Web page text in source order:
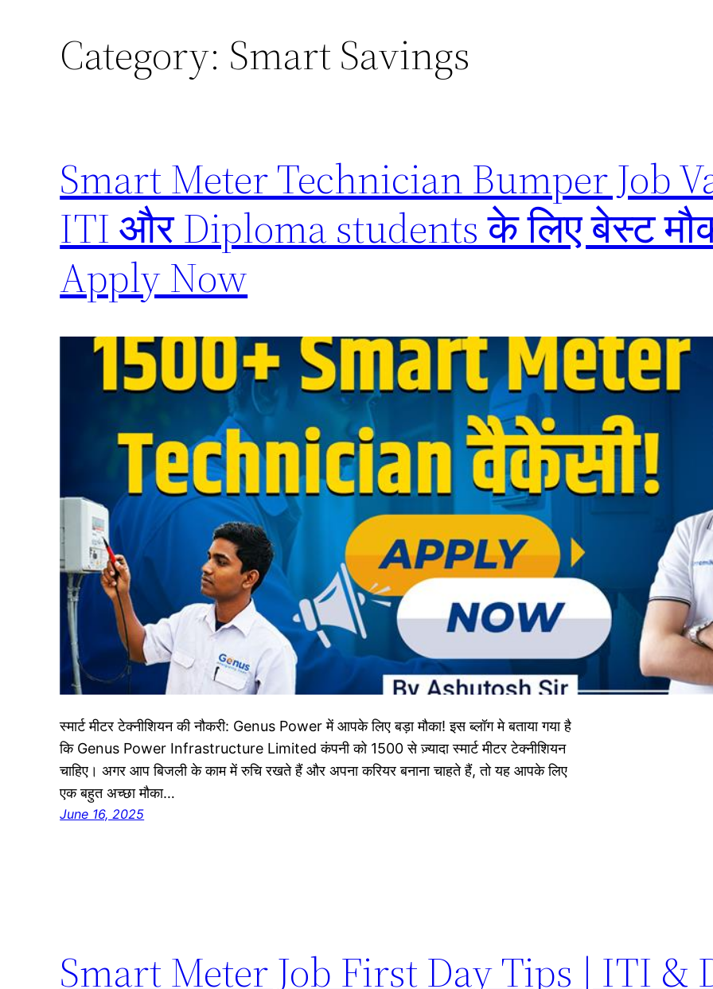
Category: Smart Savings
Smart Meter Technician Bumper Job
ITI और Diploma students के लिए बेस्ट
Apply Now
स्मार्ट मीटर टेक्नीशियन की नौकरी: Genus Power में आपके लिए बड़ा मौका! इस ब्लॉग मे बताया गया है
कि Genus Power Infrastructure Limited कंपनी को 1500 से ज़्यादा स्मार्ट मीटर टेक्नीशियन
चाहिए। अगर आप बिजली के काम में रुचि रखते हैं और अपना करियर बनाना चाहते हैं, तो यह आपके लिए
एक बहुत अच्छा मौका…
June 16, 2025
Smart Meter Job First Day Tips | ITI &